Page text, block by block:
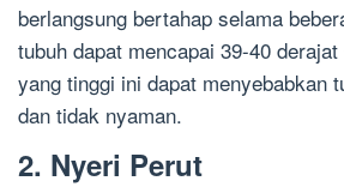
berlangsung bertahap selama
tubuh dapat mencapai 39-40
yang tinggi ini dapat menyebabkan
dan tidak nyaman.
2. Nyeri Perut